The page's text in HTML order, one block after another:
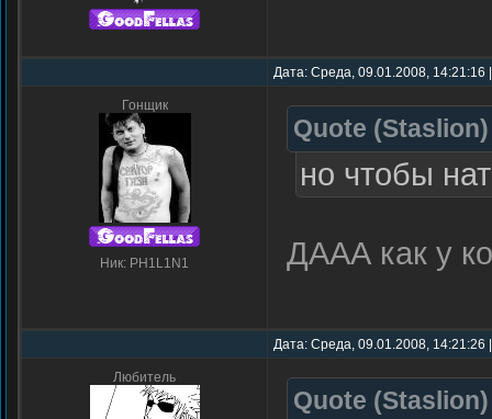
Дата: Среда, 09.01.2008,
Гонщик
Ник: PH1L1N1
Quote (Staslion)
но чтобы
ДААА как у
Дата: Среда, 09.01.2008,
Любитель
Quote (Staslion)